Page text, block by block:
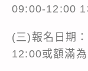
09:00-12:00
(三)報名日期
12:00或額滿為